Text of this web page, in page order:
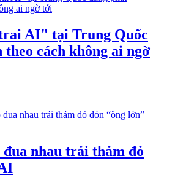
AI" tại Trung Quốc
cách không ai ngờ
nhau trải thảm đỏ